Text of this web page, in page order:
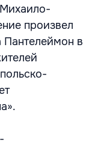
произвел
Пантелеймон в